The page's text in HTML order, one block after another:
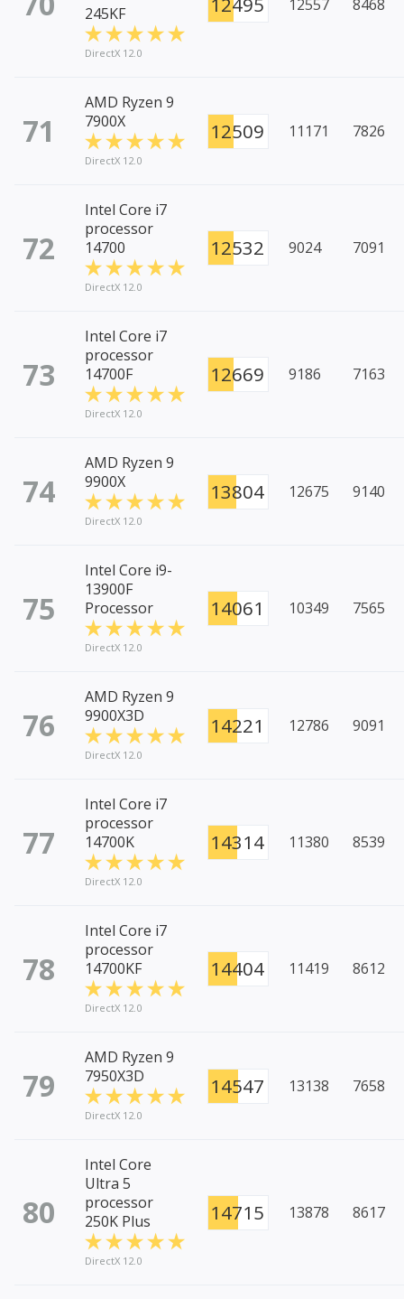
245KF
DirectX 12.0
12557 8468
71
AMD Ryzen 9
7900X
DirectX 12.0
12509 11171 7826
72
Intel Core i7
processor
14700
DirectX 12.0
12532 9024 7091
73
Intel Core i7
processor
14700F
DirectX 12.0
12669 9186 7163
74
AMD Ryzen 9
9900X
DirectX 12.0
13804 12675 9140
75
Intel Core i9-
13900F
Processor
DirectX 12.0
14061 10349 7565
76
AMD Ryzen 9
9900X3D
DirectX 12.0
14221 12786 9091
77
Intel Core i7
processor
14700K
DirectX 12.0
14314 11380 8539
78
Intel Core i7
processor
14700KF
DirectX 12.0
14404 11419 8612
79
AMD Ryzen 9
7950X3D
DirectX 12.0
14547 13138 7658
80
Intel Core
Ultra 5
processor
250K Plus
DirectX 12.0
14715 13878 8617